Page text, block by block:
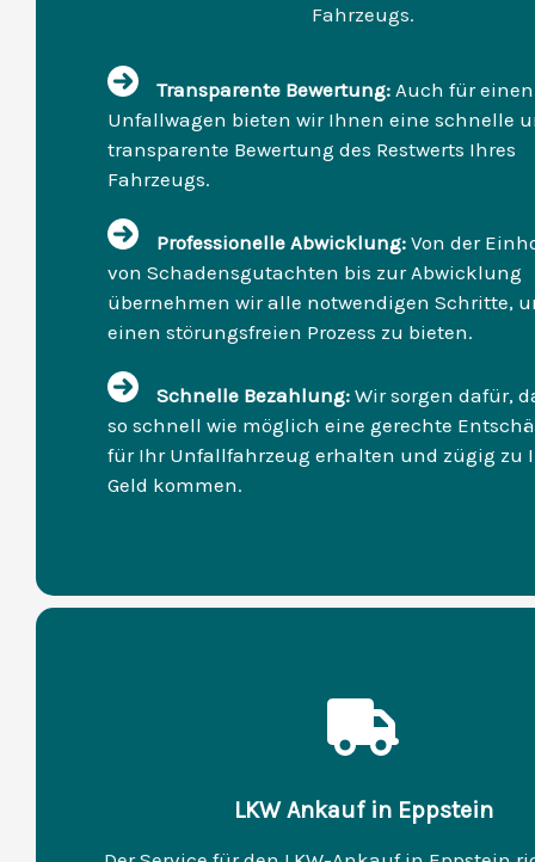
Fahrzeugs.
Transparente Bewertung: Auch für einen
Unfallwagen bieten wir Ihnen eine schnelle
transparente Bewertung des Restwerts Ihres
Fahrzeugs.
Professionelle Abwicklung: Von der
von Schadensgutachten bis zur Abwicklung
übernehmen wir alle notwendigen Schritte,
einen störungsfreien Prozess zu bieten.
Schnelle Bezahlung: Wir sorgen dafür,
so schnell wie möglich eine gerechte
für Ihr Unfallfahrzeug erhalten und zügig zu
Geld kommen.
LKW Ankauf in Eppstein